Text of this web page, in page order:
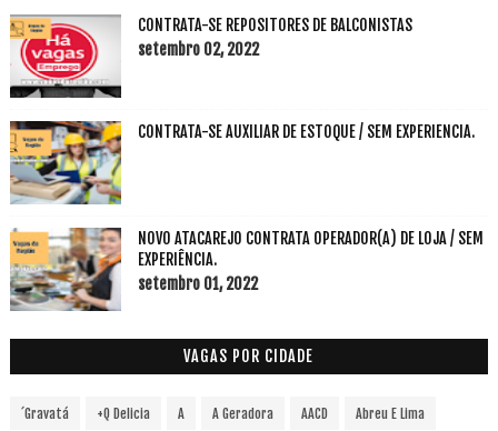
CONTRATA-SE REPOSITORES DE BALCONISTAS
setembro 02, 2022
CONTRATA-SE AUXILIAR DE ESTOQUE / SEM EXPERIENCIA.
NOVO ATACAREJO CONTRATA OPERADOR(A) DE LOJA / SEM
EXPERIÊNCIA.
setembro 01, 2022
VAGAS POR CIDADE
´Gravatá +Q Delicia A A Geradora AACD Abreu E Lima